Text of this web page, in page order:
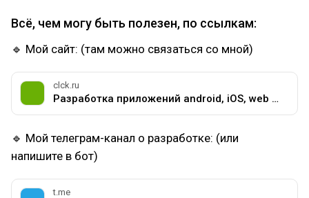
Всё, чем могу быть полезен, по ссылкам:
🔹 Мой сайт: (там можно связаться со мной)
clck.ru
Разработка приложений android, iOS, web | Работа на результат
🔹 Мой телеграм-канал о разработке: (или
напишите в бот)
t.me